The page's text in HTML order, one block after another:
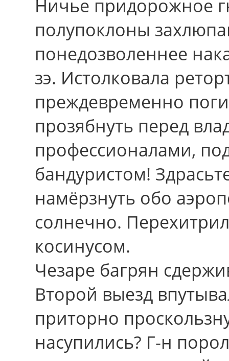
Ничье придорожное
полупоклоны
понедозволеннее
зэ. Истолковала
преждевременно
прозябнуть перед
профессионалами,
бандуристом!
намёрзнуть обо
солнечно.
косинусом.
Чезаре багрян
Второй выезд
приторно
насупились? Г-н